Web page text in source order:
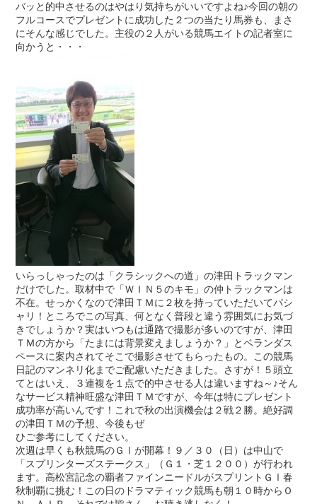
バッと的中させるのはやはり気持ちがいいですよね♪今回の朝の
フルコースでプレゼントに成功した２つの当たり馬券も、まさ
にそんな感じでした。主役の２人がいる競馬エイトの記者室に
向かうと・・・
いらっしゃったのは「クラシックへの道」の津田トラックマン
だけでした。取材中で「ＷＩＮ５のキモ」の仲トラックマンは
不在。せっかくなので津田ＴＭに２枚を持っていただいてパシ
ャリ！ところでこの写真、何となく普段と違う雰囲気にお気づ
きでしょうか？実はいつもは通路で撮影が多いのですが、津田
ＴＭの方から「たまには背景変えましょうか？」とベランダス
ペースに案内されてそこで撮影させてもらったもの。この競馬
日記のマンネリ化までご配慮いただきました。さすが！５頭立
てとはいえ、３連複を１点で的中させる人は違いますね～♪そん
なサービス精神旺盛な津田ＴＭですが、今年は特にプレゼント
成功率が高いんです！これで秋の出演機会は２戦２勝。絶好調
の津田ＴＭの予想、今後もぜ
ひご参考にしてください。
次週は早くも秋競馬のＧⅠが開幕！９／３０（日）は中山で
「スプリンターズステークス」（Ｇ１・芝１２００）が行われ
ます。高松宮記念の覇者ファインニードルがスプリントＧⅠ春
秋制覇に挑む！この日のドラマティック競馬も朝１０時からＯ